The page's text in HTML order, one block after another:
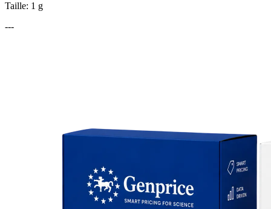
Taille: 1 g
---